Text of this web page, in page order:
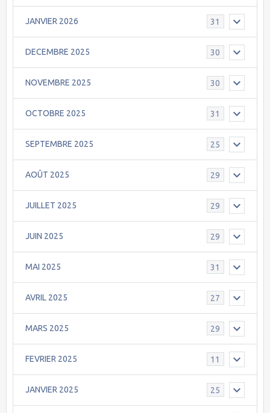
JANVIER 2026 31
DECEMBRE 2025 30
NOVEMBRE 2025 30
OCTOBRE 2025 31
SEPTEMBRE 2025 25
AOÛT 2025 29
JUILLET 2025 29
JUIN 2025 29
MAI 2025 31
AVRIL 2025 27
MARS 2025 29
FEVRIER 2025 11
JANVIER 2025 25